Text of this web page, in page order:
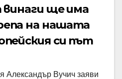
винаги ще има
на нашата
си път
Александър Вучич заяви